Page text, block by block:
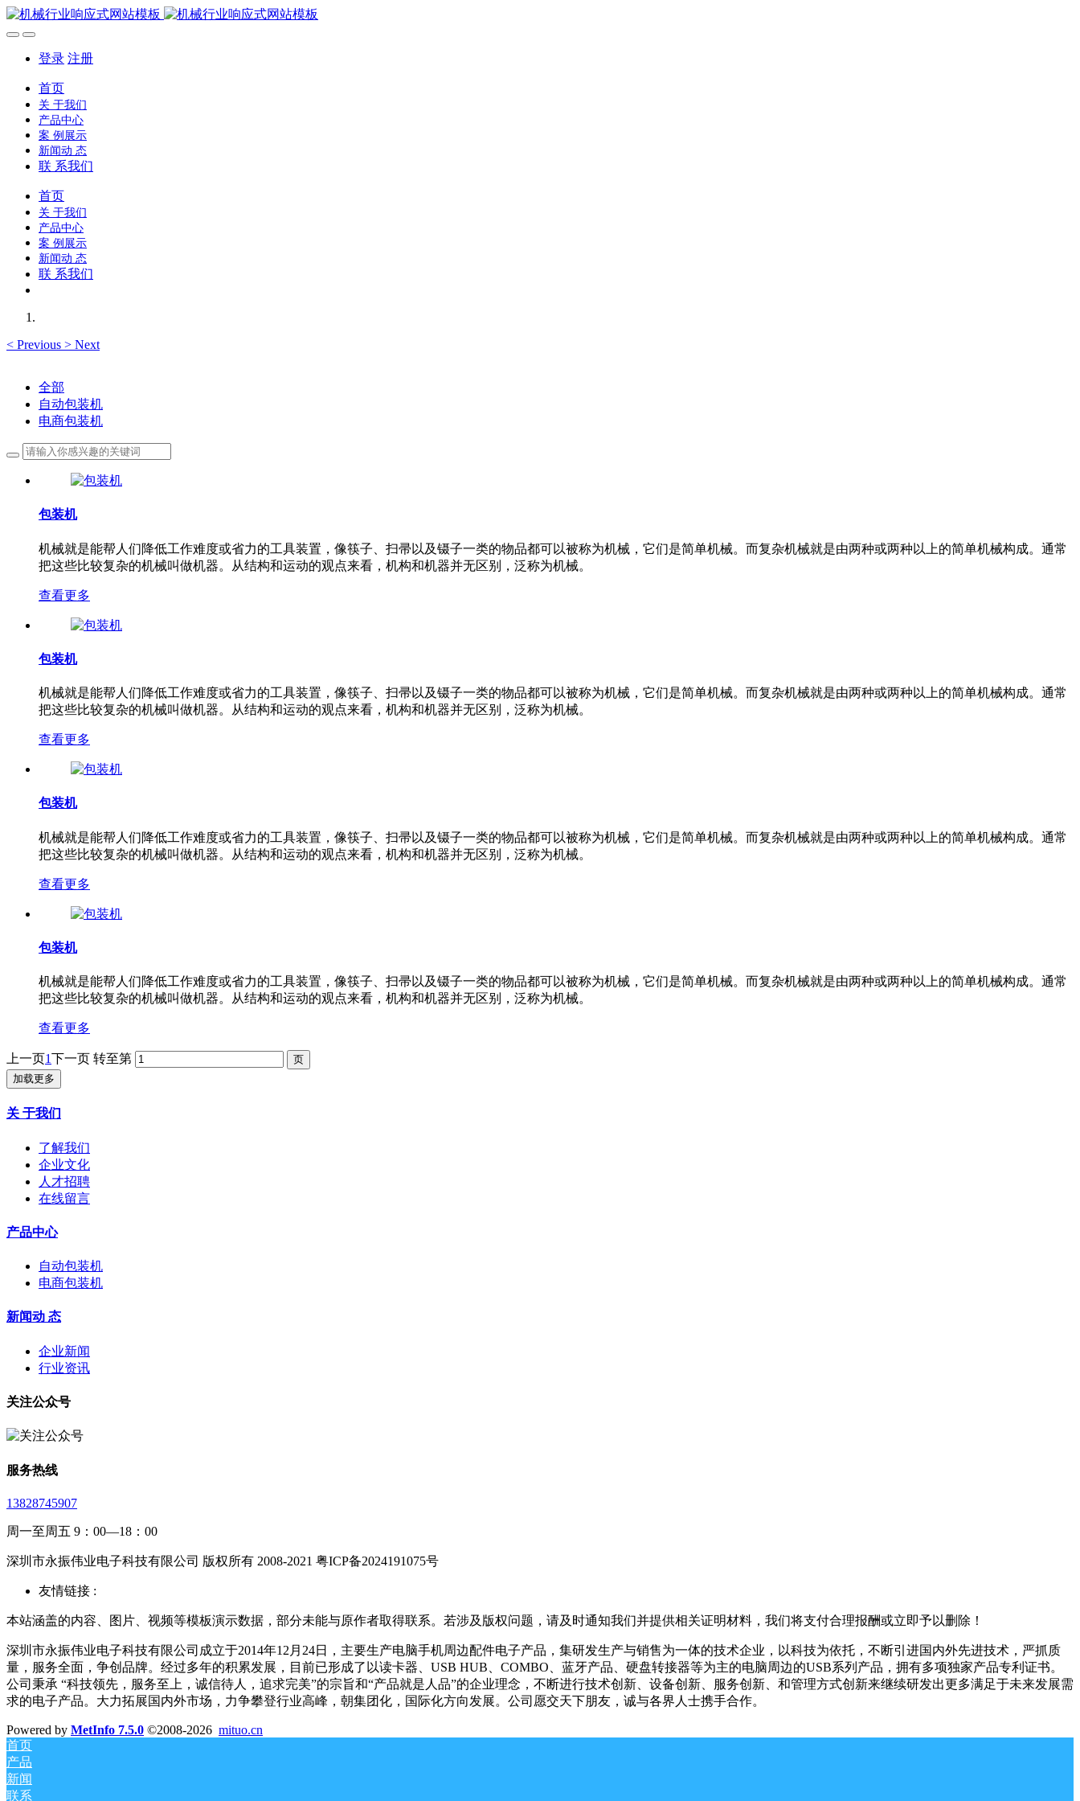
登录 注册
首页
关 于我们
产品中心
案 例展示
新闻动 态
联 系我们
首页
关 于我们
产品中心
案 例展示
新闻动 态
联 系我们
< Previous > Next
全部
自动包装机
电商包装机
包装机
机械就是能帮人们降低工作难度或省力的工具装置，像筷子、扫帚以及镊子一类的物品都可以被称为机械，它们是简单机械。而复杂机械就是由两种或两种以上的简单机械构成。通常
把这些比较复杂的机械叫做机器。从结构和运动的观点来看，机构和机器并无区别，泛称为机械。
查看更多
包装机
机械就是能帮人们降低工作难度或省力的工具装置，像筷子、扫帚以及镊子一类的物品都可以被称为机械，它们是简单机械。而复杂机械就是由两种或两种以上的简单机械构成。通常
把这些比较复杂的机械叫做机器。从结构和运动的观点来看，机构和机器并无区别，泛称为机械。
查看更多
包装机
机械就是能帮人们降低工作难度或省力的工具装置，像筷子、扫帚以及镊子一类的物品都可以被称为机械，它们是简单机械。而复杂机械就是由两种或两种以上的简单机械构成。通常
把这些比较复杂的机械叫做机器。从结构和运动的观点来看，机构和机器并无区别，泛称为机械。
查看更多
包装机
机械就是能帮人们降低工作难度或省力的工具装置，像筷子、扫帚以及镊子一类的物品都可以被称为机械，它们是简单机械。而复杂机械就是由两种或两种以上的简单机械构成。通常
把这些比较复杂的机械叫做机器。从结构和运动的观点来看，机构和机器并无区别，泛称为机械。
查看更多
上一页1下一页 转至第
加载更多
关 于我们
了解我们
企业文化
人才招聘
在线留言
产品中心
自动包装机
电商包装机
新闻动 态
企业新闻
行业资讯
关注公众号
服务热线
13828745907
周一至周五 9：00—18：00
深圳市永振伟业电子科技有限公司 版权所有 2008-2021 粤ICP备2024191075号
友情链接 :
本站涵盖的内容、图片、视频等模板演示数据，部分未能与原作者取得联系。若涉及版权问题，请及时通知我们并提供相关证明材料，我们将支付合理报酬或立即予以删除！
深圳市永振伟业电子科技有限公司成立于2014年12月24日，主要生产电脑手机周边配件电子产品，集研发生产与销售为一体的技术企业，以科技为依托，不断引进国内外先进技术，严抓质
量，服务全面，争创品牌。经过多年的积累发展，目前已形成了以读卡器、USB HUB、COMBO、蓝牙产品、硬盘转接器等为主的电脑周边的USB系列产品，拥有多项独家产品专利证书。
公司秉承 “科技领先，服务至上，诚信待人，追求完美”的宗旨和“产品就是人品”的企业理念，不断进行技术创新、设备创新、服务创新、和管理方式创新来继续研发出更多满足于未来发展需
求的电子产品。大力拓展国内外市场，力争攀登行业高峰，朝集团化，国际化方向发展。公司愿交天下朋友，诚与各界人士携手合作。
Powered by MetInfo 7.5.0 ©2008-2026 mituo.cn
首页
产品
新闻
联系